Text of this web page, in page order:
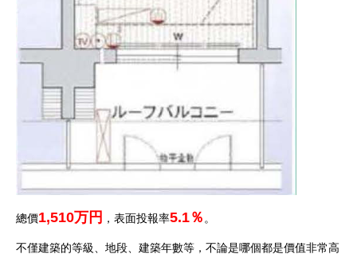
總價1,510万円 ，表面投報率5.1％ 。
不僅建築的等級、地段、建築年數等，不論是哪個都是價值非常高